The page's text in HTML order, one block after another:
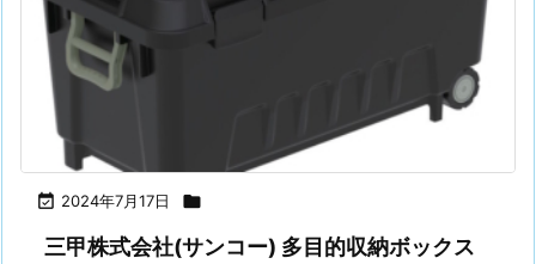
 2024年7月17日 
三甲株式会社(サンコー) 多目的収納ボックス